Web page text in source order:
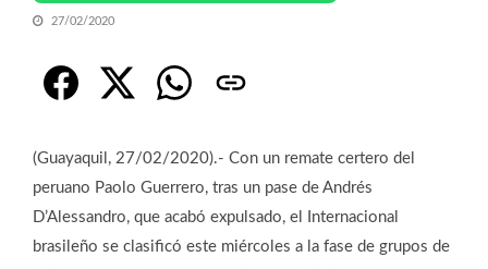
27/02/2020
(Guayaquil, 27/02/2020).- Con un remate certero del
peruano Paolo Guerrero, tras un pase de Andrés
D’Alessandro, que acabó expulsado, el Internacional
brasileño se clasificó este miércoles a la fase de grupos de